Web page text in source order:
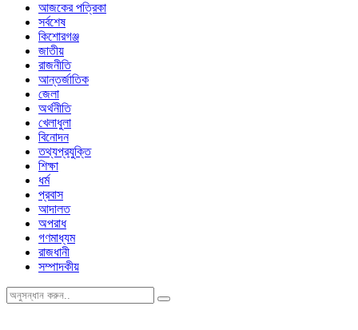
আজকের পত্রিকা
সর্বশেষ
কিশোরগঞ্জ
জাতীয়
রাজনীতি
আন্তর্জাতিক
জেলা
অর্থনীতি
খেলাধুলা
বিনোদন
তথ্যপ্রযুক্তি
শিক্ষা
ধর্ম
প্রবাস
আদালত
অপরাধ
গণমাধ্যম
রাজধানী
সম্পাদকীয়